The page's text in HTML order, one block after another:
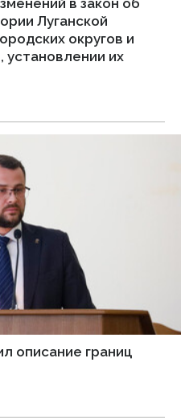
в закон об
Луганской
округов и
установлении их
описание границ